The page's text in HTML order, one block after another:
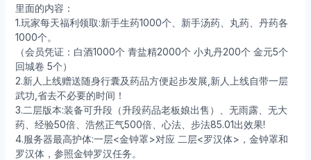
里面的内容：
1.玩家每天福利领取:新手生药1000个、新手汤药、丸药、丹药各
1000个。
（会员凭证：白酒1000个 青盐精2000个 小丸丹200个 金元5个
回城卷 5个）
2.新人上线赠送随身行囊及药品方便起步发展,新人上线自带一层
武功,省去不必要的时间！
3.二层版本:装备可升段（升段药品老板娘出售）、无雨露、无大
药、经验50倍、浩然正气500倍、心法、步法85.01出效果!
4.服务器最高护体:一层<金钟罩>对应 二层<罗汉体>，金钟罩和
罗汉体，参照金钟罗汉任务。